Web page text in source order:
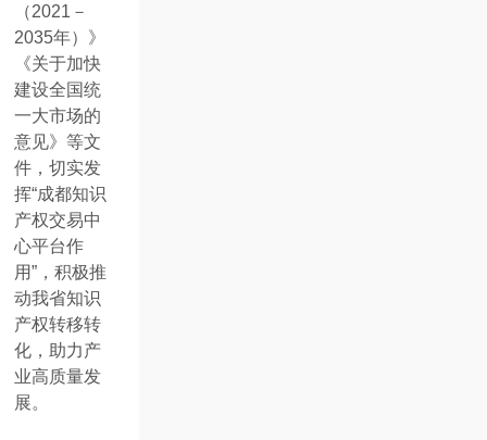
（2021－
2035年）》
《关于加快
建设全国统
一大市场的
意见》等文
件，切实发
挥“成都知识
产权交易中
心平台作
用”，积极推
动我省知识
产权转移转
化，助力产
业高质量发
展。